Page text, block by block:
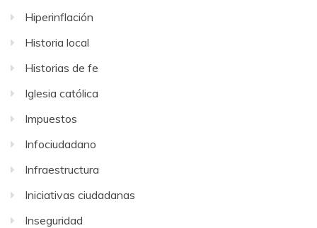
Hiperinflación
Historia local
Historias de fe
Iglesia católica
Impuestos
Infociudadano
Infraestructura
Iniciativas ciudadanas
Inseguridad